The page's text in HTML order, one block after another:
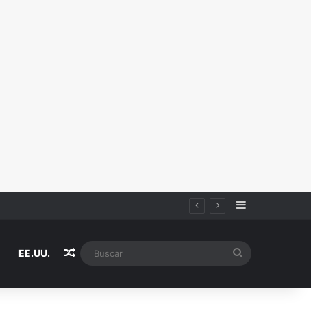
Sidebar
EE.UU. Random Article